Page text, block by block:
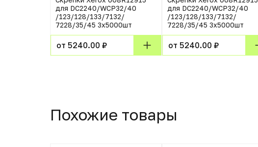
для DC2240/WCP32/40
/123/128/133/7132/
7228/35/45 3х5000шт
от 5240.00 ₽
для DC2240/WCP32/40
/123/128/133/7132/
7228/35/45 3х5000шт
от 5240.00 ₽
Похожие товары